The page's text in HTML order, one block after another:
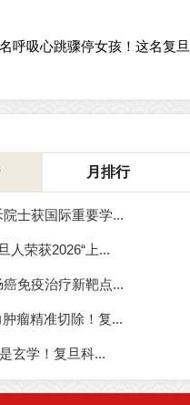
呼吸心跳骤停女孩！这名复
月排行